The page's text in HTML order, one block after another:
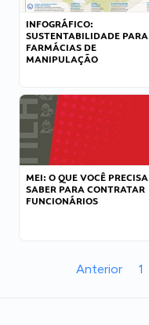
INFOGRÁFICO:
SUSTENTABILIDADE PARA
FARMÁCIAS DE
MANIPULAÇÃO
MEI: O QUE VOCÊ PRECISA
SABER PARA CONTRATAR
FUNCIONÁRIOS
Anterior 1